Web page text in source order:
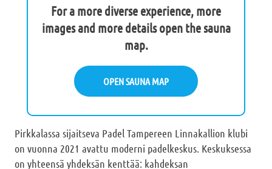
For a more diverse experience, more
images and more details open the sauna
map.
OPEN SAUNA MAP
Pirkkalassa sijaitseva Padel Tampereen Linnakallion klubi
on vuonna 2021 avattu moderni padelkeskus. Keskuksessa
on yhteensä yhdeksän kenttää: kahdeksan